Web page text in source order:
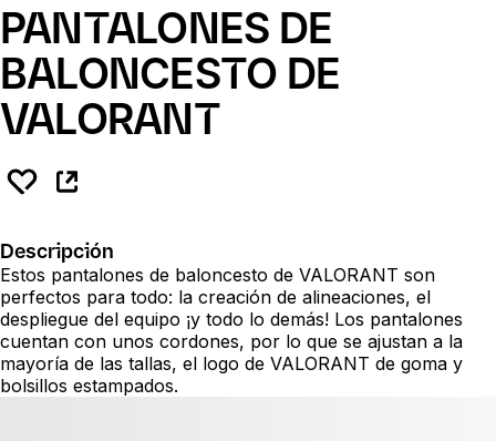
PANTALONES DE
BALONCESTO DE
VALORANT
Descripción
Estos pantalones de baloncesto de VALORANT son
perfectos para todo: la creación de alineaciones, el
despliegue del equipo ¡y todo lo demás! Los pantalones
cuentan con unos cordones, por lo que se ajustan a la
mayoría de las tallas, el logo de VALORANT de goma y
bolsillos estampados.